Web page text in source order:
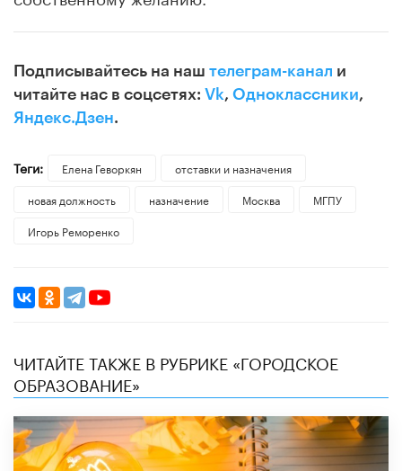
Подписывайтесь на наш телеграм-канал и
читайте нас в соцсетях: Vk, Одноклассники,
Яндекс.Дзен.
Теги: Елена Геворкян
отставки и назначения
новая должность
назначение Москва
МГПУ
Игорь Реморенко
ЧИТАЙТЕ ТАКЖЕ В РУБРИКЕ «ГОРОДСКОЕ
ОБРАЗОВАНИЕ»